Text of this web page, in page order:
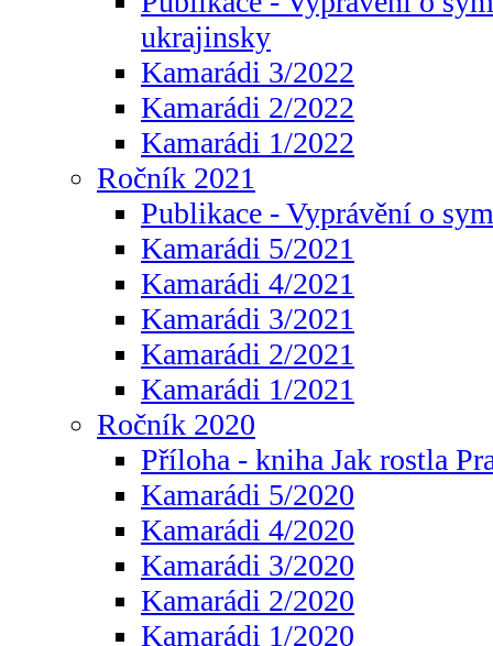
ukrajinsky
Kamarádi 3/2022
Kamarádi 2/2022
Kamarádi 1/2022
Ročník 2021
Publikace - Vyprávění o
Kamarádi 5/2021
Kamarádi 4/2021
Kamarádi 3/2021
Kamarádi 2/2021
Kamarádi 1/2021
Ročník 2020
Příloha - kniha Jak rostla
Kamarádi 5/2020
Kamarádi 4/2020
Kamarádi 3/2020
Kamarádi 2/2020
Kamarádi 1/2020